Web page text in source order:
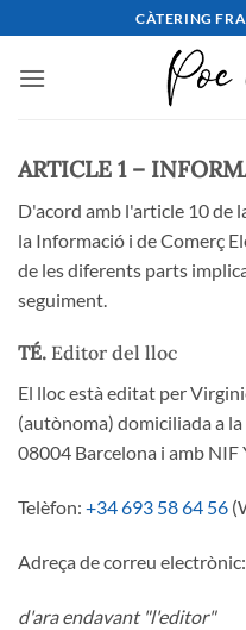
al
contingut
CÀTERING
ARTICLE 1 –
D'acord amb l'article 10 de
la Informació i de Comerç
de les diferents parts
seguiment.
TÉ. Editor del lloc
El lloc està editat per
(autònoma) domiciliada a
08004 Barcelona i amb
Telèfon: +34 693 58 64 56
Adreça de correu
d'ara endavant "l'editor"